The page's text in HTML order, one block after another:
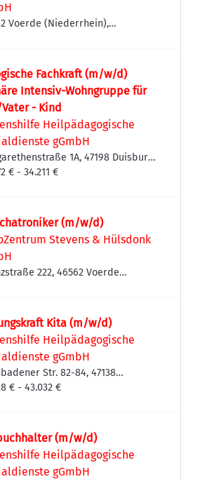
Voerde (Niederrhein),
Fachkraft (m/w/d)
Intensiv-Wohngruppe für
- Kind
Heilpädagogische
gGmbH
1A, 47198 Duisburg,
€ - 34.211 €
(m/w/d)
Stevens & Hülsdonk
222, 46562 Voerde
Ergänzungskraft Kita (m/w/d)
Heilpädagogische
gGmbH
Str. 82-84, 47138
Meiderich/Beeck,
€ - 43.032 €
(m/w/d)
Heilpädagogische
gGmbH